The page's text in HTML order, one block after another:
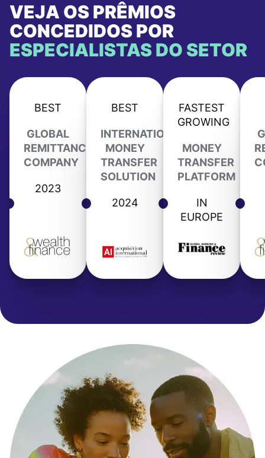
VEJA OS PRÊMIOS
CONCEDIDOS POR
ESPECIALISTAS DO SETOR
BEST
GLOBAL
REMITTANCE
COMPANY
2023
BEST
INTERNATIONAL
MONEY
TRANSFER
SOLUTION
2024
FASTEST
GROWING
MONEY
TRANSFER
PLATFORM
IN
EUROPE